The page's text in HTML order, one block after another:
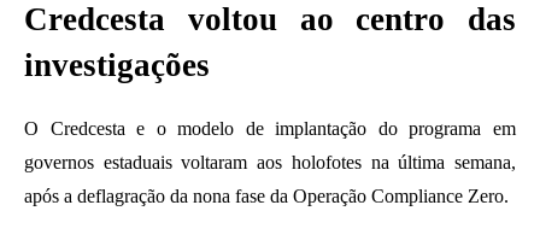
Credcesta voltou ao centro das
investigações
O Credcesta e o modelo de implantação do programa em
governos estaduais voltaram aos holofotes na última semana,
após a deflagração da nona fase da Operação Compliance Zero.